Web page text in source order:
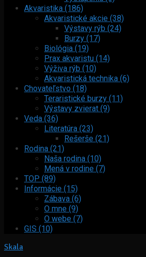
Akvaristika (186)
Akvaristické akcie (38)
Výstavy rýb (24)
Burzy (17)
Biológia (19)
Prax akvaristu (14)
Výživa rýb (10)
Akvaristická technika (6)
Chovateľstvo (18)
Teraristické burzy (11)
Výstavy zvierat (9)
Veda (36)
Literatúra (23)
Rešerše (21)
Rodina (21)
Naša rodina (10)
Mená v rodine (7)
TOP (89)
Informácie (15)
Zábava (6)
O mne (9)
O webe (7)
GIS (10)
Skala